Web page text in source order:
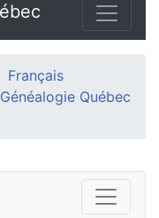
Français
Généalogie Québec